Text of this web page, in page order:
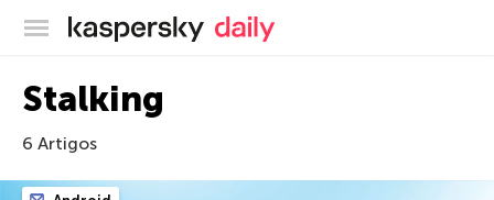
Blog oficial da Kaspersky
Stalking
6 Artigos